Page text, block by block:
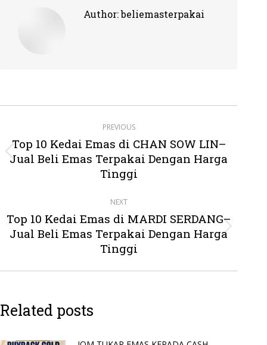
Author:beliemasterpakai
navigation
PREVIOUS
Previous
post:
Top 10 Kedai Emas di CHAN SOW LIN–
Jual Beli Emas Terpakai Dengan Harga
Tinggi
NEXT
Next
post:
Top 10 Kedai Emas di MARDI SERDANG–
Jual Beli Emas Terpakai Dengan Harga
Tinggi
Related posts